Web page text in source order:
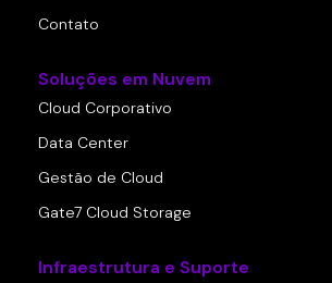
Contato
Soluções em Nuvem
Cloud Corporativo
Data Center
Gestão de Cloud
Gate7 Cloud Storage
Infraestrutura e Suporte